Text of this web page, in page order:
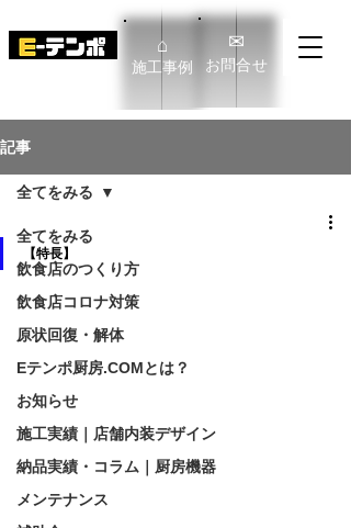
✉
​お問合せ
⌂
​施工事例
記事
全てをみる
飲食店のつくり方
飲食店コロナ対策
原状回復・解体
Eテンポ厨房.COMとは？
お知らせ
施工実績｜店舗内装デザイン
納品実績・コラム｜厨房機器
メンテナンス
全てをみる
【特長】